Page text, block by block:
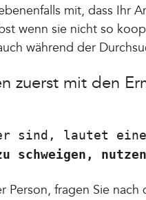
mit, dass Ihr
wenn sie nicht so
während der
zuerst mit den
sind, lautet
schweigen,
Person, fragen Sie